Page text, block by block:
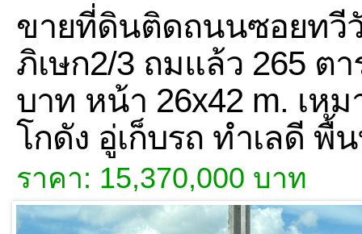
ขายที่ดินติดถนนซอยท
ภิเษก2/3 ถมแล้ว 265 ตา
บาท หน้า 26x42 m. เห
โกดัง อู่เก็บรถ ทำเลดี พื้
ราคา: 15,370,000 บาท